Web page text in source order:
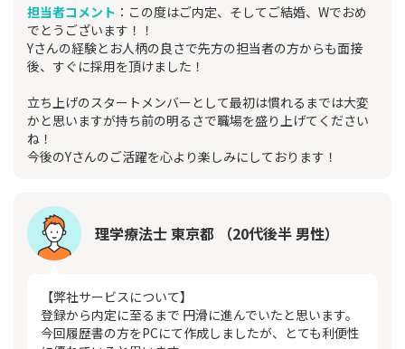
担当者コメント ：この度はご内定、そしてご結婚、Wでおめ
でとうございます！！
Yさんの経験とお人柄の良さで先方の担当者の方からも面接
後、すぐに採用を頂けました！
立ち上げのスタートメンバーとして最初は慣れるまでは大変
かと思いますが持ち前の明るさで職場を盛り上げてください
ね！
今後のYさんのご活躍を心より楽しみにしております！
理学療法士 東京都 （20代後半 男性）
【弊社サービスについて】
登録から内定に至るまで 円滑に進んでいたと思います。
今回履歴書の方をPCにて作成しましたが、とても利便性